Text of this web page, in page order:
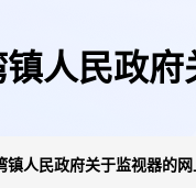
人民政
镇人民政府关于监视器的